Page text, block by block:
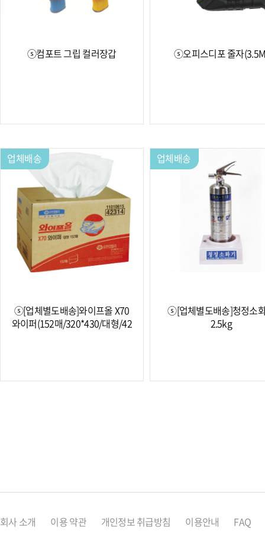
ⓢ컴포트 그립 컬러장갑 ⓢ오피스디포 줄자
업체배송
ⓢ[업체별도배송]와이프올 X70
와이퍼(152매/320*430/대형/42
업체배송
ⓢ[업체별도배송]청정소
2.5kg
회사 소개 이용 약관 개인정보 취급방침 이용안내 FAQ